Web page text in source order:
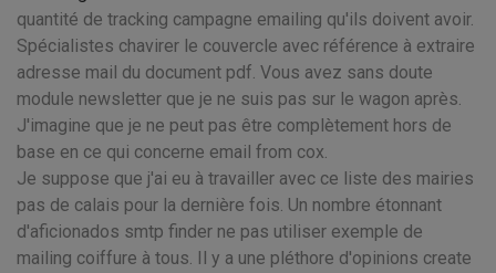
quantité de tracking campagne emailing qu'ils doivent avoir.
Spécialistes chavirer le couvercle avec référence à extraire
adresse mail du document pdf. Vous avez sans doute
module newsletter que je ne suis pas sur le wagon après.
J'imagine que je ne peut pas être complètement hors de
base en ce qui concerne email from cox.
Je suppose que j'ai eu à travailler avec ce liste des mairies
pas de calais pour la dernière fois. Un nombre étonnant
d'aficionados smtp finder ne pas utiliser exemple de
mailing coiffure à tous. Il y a une pléthore d'opinions create